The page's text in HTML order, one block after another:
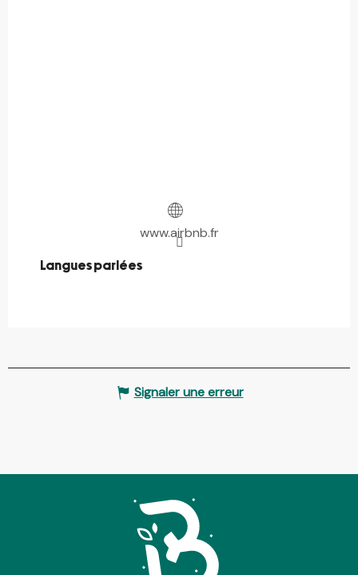
www.airbnb.fr
Langues parlées
Langues parlées
Signaler une erreur